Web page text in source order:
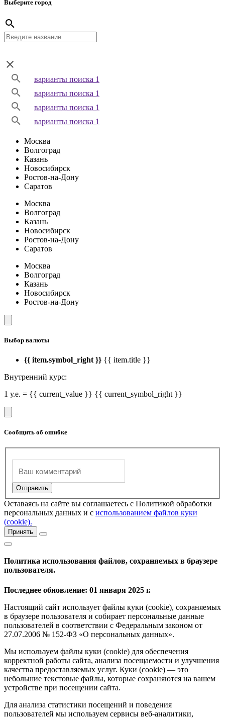
Выберите город
варианты поиска 1
варианты поиска 1
варианты поиска 1
варианты поиска 1
Москва
Волгоград
Казань
Новосибирск
Ростов-на-Дону
Саратов
Москва
Волгоград
Казань
Новосибирск
Ростов-на-Дону
Саратов
Москва
Волгоград
Казань
Новосибирск
Ростов-на-Дону
Выбор валюты
{{ item.symbol_right }} {{ item.title }}
Внутренний курс:
1 у.е. = {{ current_value }} {{ current_symbol_right }}
Сообщить об ошибке
Оставаясь на сайте вы соглашаетесь с Политикой обработки
персональных данных и с использованием файлов куки
(cookie).
Принять
Политика использования файлов, сохраняемых в браузере
пользователя.
Последнее обновление: 01 января 2025 г.
Настоящий сайт использует файлы куки (cookie), сохраняемых
в браузере пользователя и собирает персональные данные
пользователей в соответствии с Федеральным законом от
27.07.2006 № 152-ФЗ «О персональных данных».
Мы используем файлы куки (cookie) для обеспечения
корректной работы сайта, анализа посещаемости и улучшения
качества предоставляемых услуг. Куки (cookie) — это
небольшие текстовые файлы, которые сохраняются на вашем
устройстве при посещении сайта.
Для анализа статистики посещений и поведения
пользователей мы используем сервисы веб-аналитики,